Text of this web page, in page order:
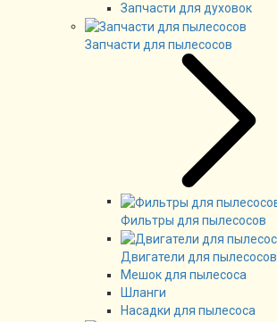
Запчасти для духовок
Запчасти для пылесосов
Фильтры для пылесосов
Двигатели для пылесосов
Мешок для пылесоса
Шланги
Насадки для пылесоса